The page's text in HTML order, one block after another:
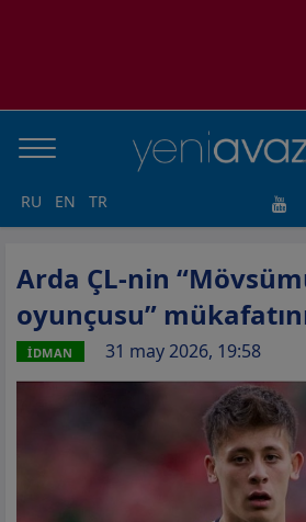
RU EN TR
Arda ÇL-nin
oyunçusu”
İDMAN 31 may 2026, 19:58